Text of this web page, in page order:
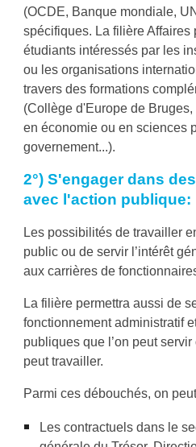
(OCDE, Banque mondiale,
spécifiques. La filière
étudiants intéressés par les
ou les organisations
travers des formations
(Collège d'Europe de
en économie ou en sciences
governement...).
2°) S'engager dans
avec l'action publique:
Les possibilités de travailler
public ou de servir l’intérêt
aux carrières de
La filière permettra aussi de
fonctionnement administratif
publiques que l’on peut
peut travailler.
Parmi ces débouchés, on
Les contractuels dans le